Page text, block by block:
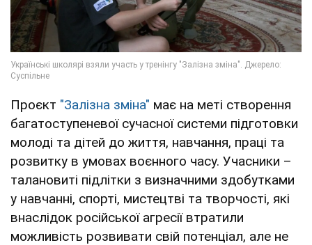
Проєкт "Залізна зміна" має на меті створення
багатоступеневої сучасної системи підготовки
молоді та дітей до життя, навчання, праці та
розвитку в умовах воєнного часу. Учасники –
талановиті підлітки з визначними здобутками
у навчанні, спорті, мистецтві та творчості, які
внаслідок російської агресії втратили
можливість розвивати свій потенціал, але не